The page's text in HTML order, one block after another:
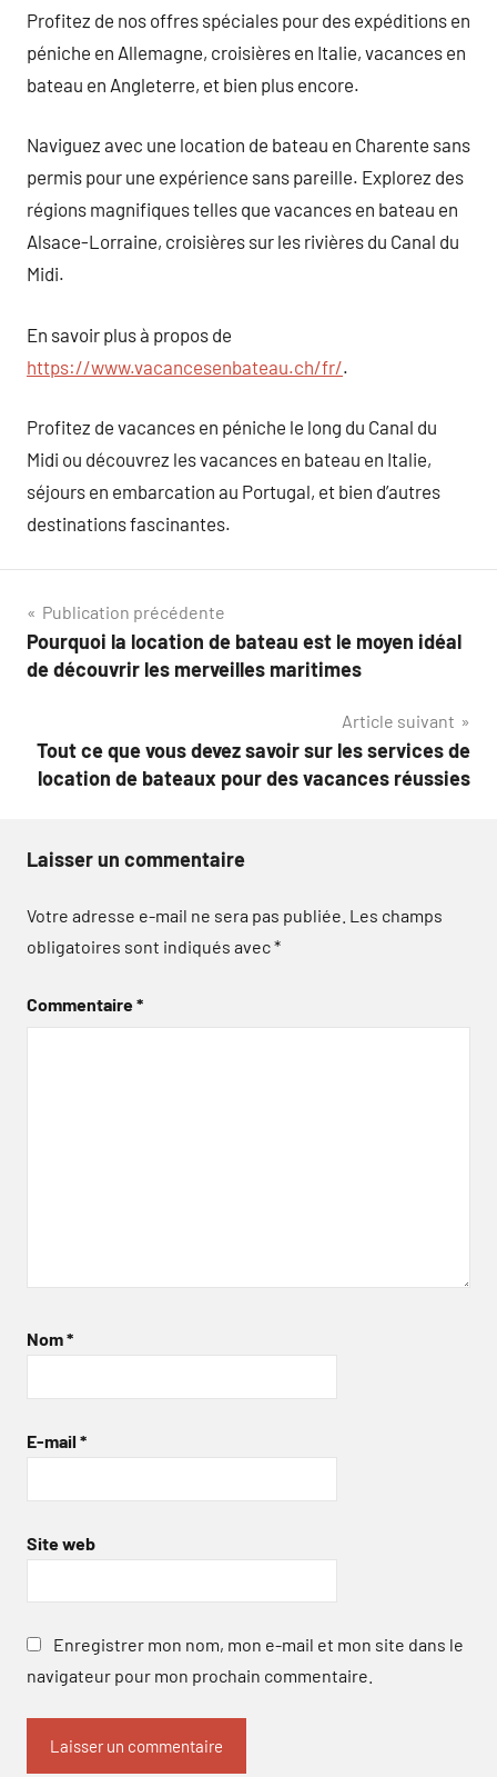
Profitez de nos offres spéciales pour des expéditions en
péniche en Allemagne, croisières en Italie, vacances en
bateau en Angleterre, et bien plus encore.
Naviguez avec une location de bateau en Charente sans
permis pour une expérience sans pareille. Explorez des
régions magnifiques telles que vacances en bateau en
Alsace-Lorraine, croisières sur les rivières du Canal du
Midi.
En savoir plus à propos de
https://www.vacancesenbateau.ch/fr/.
Profitez de vacances en péniche le long du Canal du
Midi ou découvrez les vacances en bateau en Italie,
séjours en embarcation au Portugal, et bien d’autres
destinations fascinantes.
Navigation
de
Publication précédente
Pourquoi la location de bateau est le moyen idéal
de découvrir les merveilles maritimes
Article suivant
Tout ce que vous devez savoir sur les services de
location de bateaux pour des vacances réussies
Laisser un commentaire
Votre adresse e-mail ne sera pas publiée. Les champs
obligatoires sont indiqués avec*
Commentaire*
Nom*
E-mail *
Site web
Enregistrer mon nom, mon e-mail et mon site dans le
navigateur pour mon prochain commentaire.